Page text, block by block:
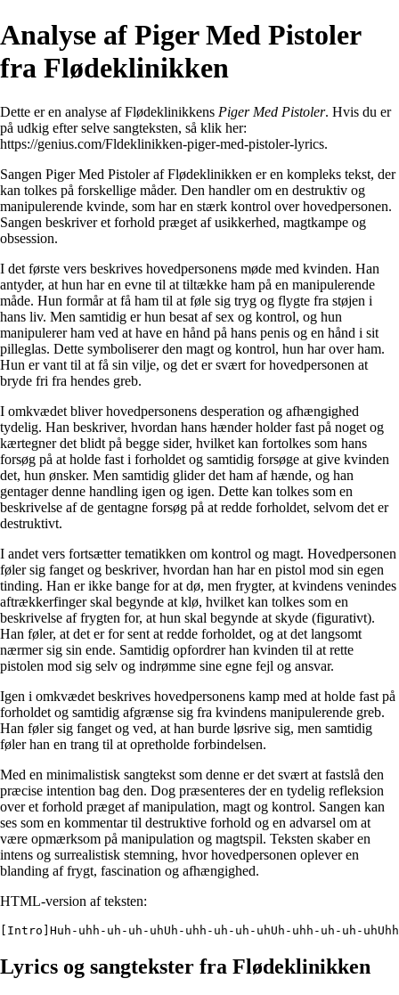
Analyse af Piger Med Pistoler
fra Flødeklinikken
Dette er en analyse af Flødeklinikkens Piger Med Pistoler. Hvis du er
på udkig efter selve sangteksten, så klik her:
https://genius.com/Fldeklinikken-piger-med-pistoler-lyrics.
Sangen Piger Med Pistoler af Flødeklinikken er en kompleks tekst, der
kan tolkes på forskellige måder. Den handler om en destruktiv og
manipulerende kvinde, som har en stærk kontrol over hovedpersonen.
Sangen beskriver et forhold præget af usikkerhed, magtkampe og
obsession.
I det første vers beskrives hovedpersonens møde med kvinden. Han
antyder, at hun har en evne til at tiltække ham på en manipulerende
måde. Hun formår at få ham til at føle sig tryg og flygte fra støjen i
hans liv. Men samtidig er hun besat af sex og kontrol, og hun
manipulerer ham ved at have en hånd på hans penis og en hånd i sit
pilleglas. Dette symboliserer den magt og kontrol, hun har over ham.
Hun er vant til at få sin vilje, og det er svært for hovedpersonen at
bryde fri fra hendes greb.
I omkvædet bliver hovedpersonens desperation og afhængighed
tydelig. Han beskriver, hvordan hans hænder holder fast på noget og
kærtegner det blidt på begge sider, hvilket kan fortolkes som hans
forsøg på at holde fast i forholdet og samtidig forsøge at give kvinden
det, hun ønsker. Men samtidig glider det ham af hænde, og han
gentager denne handling igen og igen. Dette kan tolkes som en
beskrivelse af de gentagne forsøg på at redde forholdet, selvom det er
destruktivt.
I andet vers fortsætter tematikken om kontrol og magt. Hovedpersonen
føler sig fanget og beskriver, hvordan han har en pistol mod sin egen
tinding. Han er ikke bange for at dø, men frygter, at kvindens venindes
aftrækkerfinger skal begynde at klø, hvilket kan tolkes som en
beskrivelse af frygten for, at hun skal begynde at skyde (figurativt).
Han føler, at det er for sent at redde forholdet, og at det langsomt
nærmer sig sin ende. Samtidig opfordrer han kvinden til at rette
pistolen mod sig selv og indrømme sine egne fejl og ansvar.
Igen i omkvædet beskrives hovedpersonens kamp med at holde fast på
forholdet og samtidig afgrænse sig fra kvindens manipulerende greb.
Han føler sig fanget og ved, at han burde løsrive sig, men samtidig
føler han en trang til at opretholde forbindelsen.
Med en minimalistisk sangtekst som denne er det svært at fastslå den
præcise intention bag den. Dog præsenteres der en tydelig refleksion
over et forhold præget af manipulation, magt og kontrol. Sangen kan
ses som en kommentar til destruktive forhold og en advarsel om at
være opmærksom på manipulation og magtspil. Teksten skaber en
intens og surrealistisk stemning, hvor hovedpersonen oplever en
blanding af frygt, fascination og afhængighed.
HTML-version af teksten:
[Intro]Huh-uhh-uh-uh-uhUh-uhh-uh-uh-uhUh-uhh-uh-
Lyrics og sangtekster fra Flødeklinikken